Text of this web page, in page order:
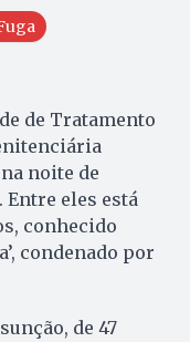
de Tratamento
noite de
Entre eles está
conhecido
condenado por
de 47